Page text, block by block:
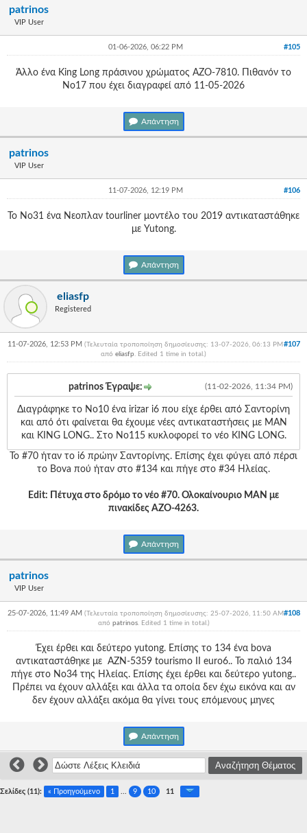
patrinos
VIP User
#105
01-06-2026, 06:22 PM
Άλλο ένα King Long πράσινου χρώματος ΑΖΟ-7810. Πιθανόν το
Νο17 που έχει διαγραφεί από 11-05-2026
Απάντηση
patrinos
VIP User
#106
11-07-2026, 12:19 PM
Το Νο31 ένα Νεοπλαν tourliner μοντέλο του 2019 αντικαταστάθηκε
με Yutong.
Απάντηση
eliasfp
Registered
#107
11-07-2026, 12:53 PM (Τελευταία τροποποίηση δημοσίευσης: 13-07-2026, 06:13 PM
από eliasfp . Edited 1 time in total.)
(11-02-2026, 11:34 PM)
patrinos Έγραψε:
Διαγράφηκε το Νο10 ένα irizar i6 που είχε έρθει από Σαντορίνη
και από ότι φαίνεται θα έχουμε νέες αντικαταστήσεις με MAN
και KING LONG.. Στο Νο115 κυκλοφορεί το νέο KING LONG.
To #70 ήταν το i6 πρώην Σαντορίνης. Επίσης έχει φύγει από πέρσι
το Bova πού ήταν στο #134 και πήγε στο #34 Ηλείας.
Edit: Πέτυχα στο δρόμο το νέο #70. Ολοκαίνουριο MAN με
πινακίδες ΑΖΟ-4263.
Απάντηση
patrinos
VIP User
#108
25-07-2026, 11:49 AM (Τελευταία τροποποίηση δημοσίευσης: 25-07-2026, 11:50 AM
από patrinos. Edited 1 time in total.)
Έχει έρθει και δεύτερο yutong. Επίσης το 134 ένα bova
αντικαταστάθηκε με ΑΖΝ-5359 tourismo II euro6.. Το παλιό 134
πήγε στο Νο34 της Ηλείας. Επίσης έχει έρθει και δεύτερο yutong..
Πρέπει να έχουν αλλάξει και άλλα τα οποία δεν έχω εικόνα και αν
δεν έχουν αλλάξει ακόμα θα γίνει τους επόμενους μηνες
Απάντηση
Σελίδες (11): « Προηγούμενο 1 9 10 11